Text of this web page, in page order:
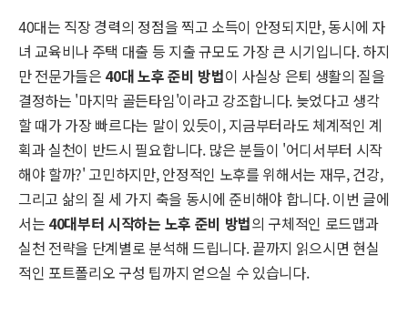
40대는 직장 경력의 정점을 찍고 소득이 안정되지만, 동시에 자
녀 교육비나 주택 대출 등 지출 규모도 가장 큰 시기입니다. 하지
만 전문가들은 40대 노후 준비 방법이 사실상 은퇴 생활의 질을
결정하는 '마지막 골든타임'이라고 강조합니다. 늦었다고 생각
할 때가 가장 빠르다는 말이 있듯이, 지금부터라도 체계적인 계
획과 실천이 반드시 필요합니다. 많은 분들이 '어디서부터 시작
해야 할까?' 고민하지만, 안정적인 노후를 위해서는 재무, 건강,
그리고 삶의 질 세 가지 축을 동시에 준비해야 합니다. 이번 글에
서는 40대부터 시작하는 노후 준비 방법의 구체적인 로드맵과
실천 전략을 단계별로 분석해 드립니다. 끝까지 읽으시면 현실
적인 포트폴리오 구성 팁까지 얻으실 수 있습니다.